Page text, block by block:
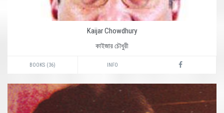
Kaijar Chowdhury
কাইজার চৌধুরী
BOOKS (36) INFO